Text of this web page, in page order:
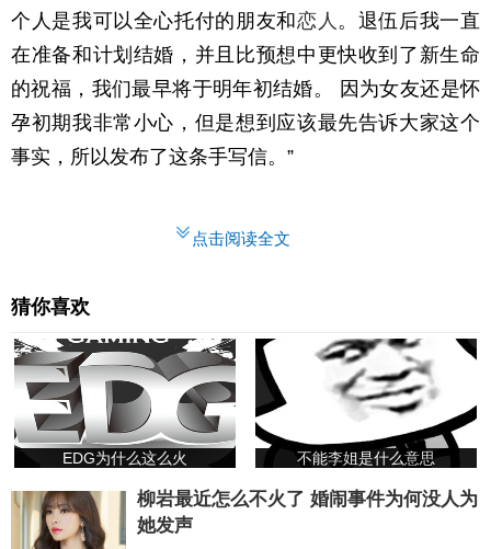
个人是我可以全心托付的朋友和恋人 。退伍后我一直
在准备和计划结婚，并且比预想中更快收到了新生命
的祝福，我们最早将于明年初结婚。 因为女友还是怀
孕初期我非常小心，但是想到应该最先告诉大家这个
事实，所以发布了这条手写信。”
点击阅读全文
猜你喜欢
EDG为什么这么火 不能李姐是什么意思
柳岩最近怎么不火了 婚闹事件为何没人为
她发声